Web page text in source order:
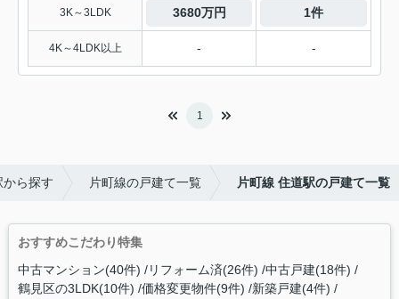
3K～3LDK 3680万円 1件
4K～4LDK以上 - -
1
ら探す 片町線の戸建て一覧 片町線 住道駅の戸建て一覧
おすすめこだわり特集
中古マンション(40件) リフォーム済(26件) 中古戸建(18件)
鶴見区の3LDK(10件) 価格変更物件(9件) 新築戸建(4件)